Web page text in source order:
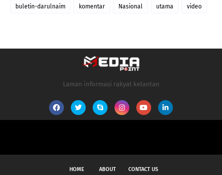
buletin-darulnaim komentar Nasional utama video
Laman informasi rakyat kelantan
HOME ABOUT CONTACT US